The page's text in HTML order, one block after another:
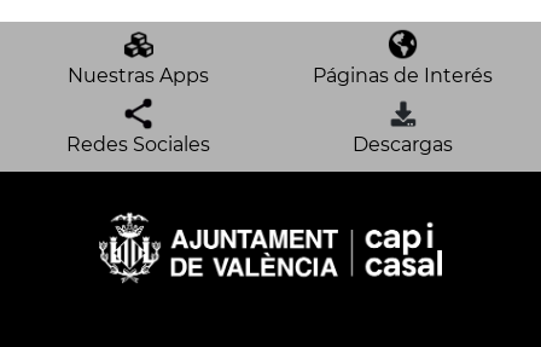
Nuestras Apps Páginas de Interés
Redes Sociales Descargas